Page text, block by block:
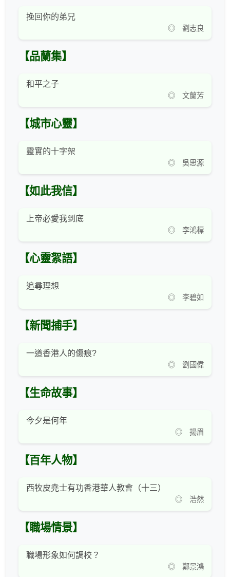
挽回你的弟兄
◎ 劉志良
【品蘭集】
和平之子
◎ 文蘭芳
【城市心靈】
靈實的十字架
◎ 吳思源
【如此我信】
上帝必愛我到底
◎ 李鴻標
【心靈絮語】
追尋理想
◎ 李碧如
【新聞捕手】
一道香港人的傷痕?
◎ 劉國偉
【生命故事】
今夕是何年
◎ 揚眉
【百年人物】
西牧皮堯士有功香港華人教會（十三）
◎ 浩然
【職場情景】
職場形象如何調校？
◎ 鄭景鴻